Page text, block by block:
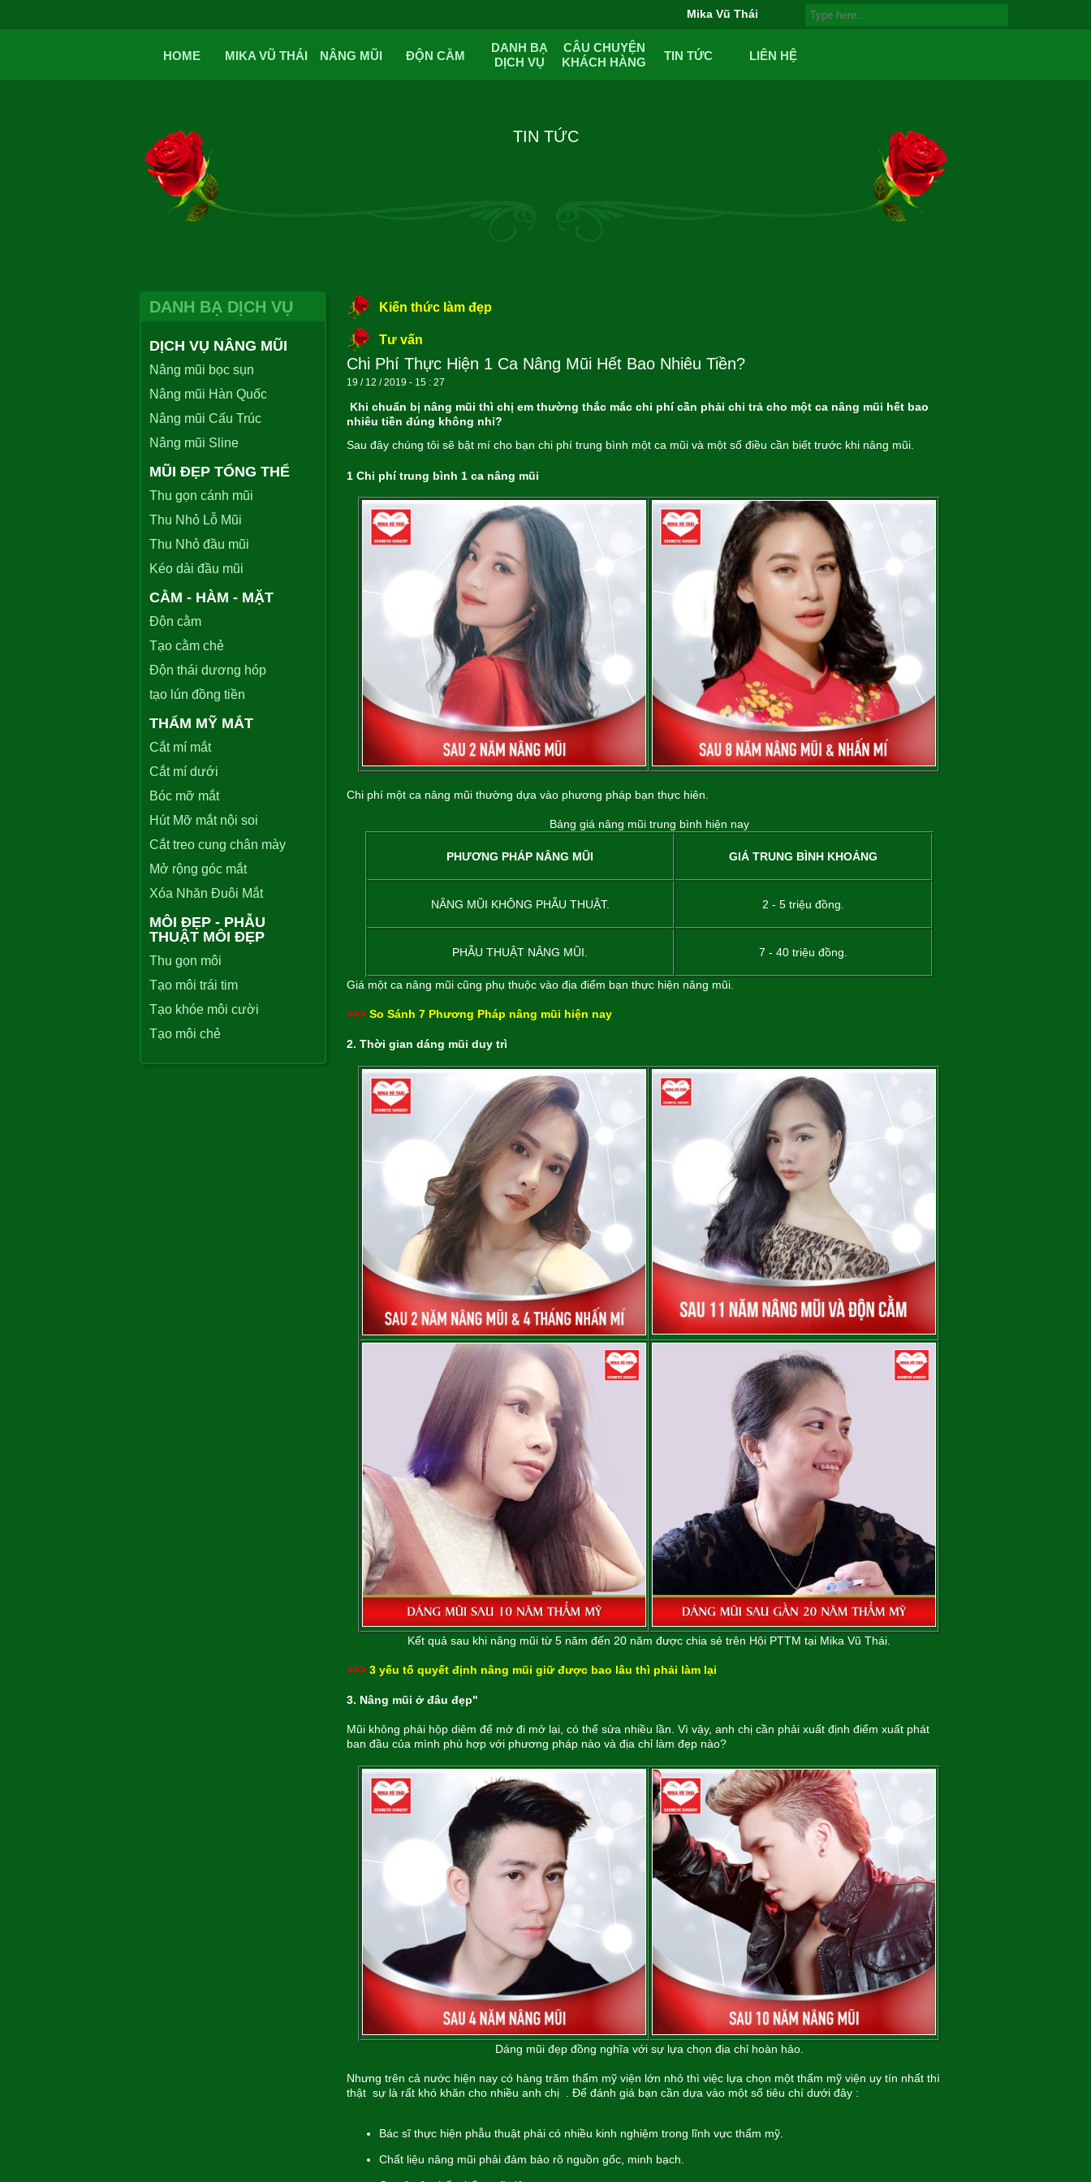
Mika Vũ Thái
HOME MIKA VŨ THÁI NÂNG MŨI ĐỘN CẰM
DANH BẠ
DỊCH VỤ
CÂU CHUYỆN
KHÁCH HÀNG
TIN TỨC LIÊN HỆ
TIN TỨC
DANH BẠ DỊCH VỤ
DỊCH VỤ NÂNG MŨI
Nâng mũi bọc sụn
Nâng mũi Hàn Quốc
Nâng mũi Cấu Trúc
Nâng mũi Sline
MŨI ĐẸP TỔNG THỂ
Thu gọn cánh mũi
Thu Nhỏ Lỗ Mũi
Thu Nhỏ đầu mũi
Kéo dài đầu mũi
CẰM - HÀM - MẶT
Độn cằm
Tạo cằm chẻ
Độn thái dương hóp
tạo lún đồng tiền
THẨM MỸ MẮT
Cắt mí mắt
Cắt mí dưới
Bóc mỡ mắt
Hút Mỡ mắt nội soi
Cắt treo cung chân mày
Mở rộng góc mắt
Xóa Nhăn Đuôi Mắt
MÔI ĐẸP - PHẪU
THUẬT MÔI ĐẸP
Thu gọn môi
Tạo môi trái tim
Tạo khóe môi cười
Tạo môi chẻ
Kiến thức làm đẹp
Tư vấn
Chi Phí Thực Hiện 1 Ca Nâng Mũi Hết Bao Nhiêu Tiền?
19 / 12 / 2019 - 15 : 27
Khi chuẩn bị nâng mũi thì chị em thường thắc mắc chi phí cần phải chi trả cho một ca nâng mũi hết bao
nhiêu tiền đúng không nhỉ?
Sau đây chúng tôi sẽ bật mí cho bạn chi phí trung bình một ca mũi và một số điều cần biết trước khi nâng mũi.
1 Chi phí trung bình 1 ca nâng mũi
Chi phí một ca nâng mũi thường dựa vào phương pháp bạn thực hiên.
Bảng giá nâng mũi trung bình hiện nay
PHƯƠNG PHÁP NÂNG MŨI GIÁ TRUNG BÌNH KHOẢNG
NÂNG MŨI KHÔNG PHẪU THUẬT. 2 - 5 triệu đồng.
PHẪU THUẬT NÂNG MŨI. 7 - 40 triệu đồng.
Giá một ca nâng mũi cũng phụ thuộc vào địa điểm bạn thực hiện nâng mũi.
>>> So Sánh 7 Phương Pháp nâng mũi hiện nay
2. Thời gian dáng mũi duy trì
Kết quả sau khi nâng mũi từ 5 năm đến 20 năm được chia sẻ trên Hội PTTM tại Mika Vũ Thái.
>>> 3 yếu tố quyết định nâng mũi giữ được bao lâu thì phải làm lại
3. Nâng mũi ở đâu đẹp"
Mũi không phải hộp diêm để mở đi mở lại, có thể sửa nhiều lần. Vì vậy, anh chị cần phải xuất định điểm xuất phát
ban đầu của mình phù hợp với phương pháp nào và địa chỉ làm đẹp nào?
Dáng mũi đẹp đồng nghĩa với sự lựa chọn địa chỉ hoàn hảo.
Nhưng trên cả nước hiện nay có hàng trăm thẩm mỹ viện lớn nhỏ thì việc lựa chọn một thẩm mỹ viện uy tín nhất thì
thật sự là rất khó khăn cho nhiều anh chị . Để đánh giá bạn cần dựa vào một số tiêu chí dưới đây :
Bác sĩ thực hiện phẫu thuật phải có nhiều kinh nghiệm trong lĩnh vực thẩm mỹ.
Chất liệu nâng mũi phải đảm bảo rõ nguồn gốc, minh bạch.